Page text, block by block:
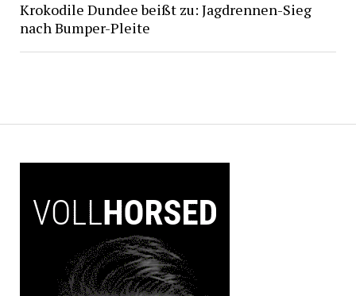
Krokodile Dundee beißt zu: Jagdrennen-Sieg
nach Bumper-Pleite